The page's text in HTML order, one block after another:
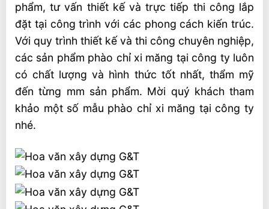
phẩm, tư vấn thiết kế và trực tiếp thi công lắp
đặt tại công trình với các phong cách kiến trúc.
Với quy trình thiết kế và thi công chuyên nghiệp,
các sản phẩm phào chỉ xi măng tại công ty luôn
có chất lượng và hình thức tốt nhất, thẩm mỹ
đến từng mm sản phẩm. Mời quý khách tham
khảo một số mẫu phào chỉ xi măng tại công ty
nhé.